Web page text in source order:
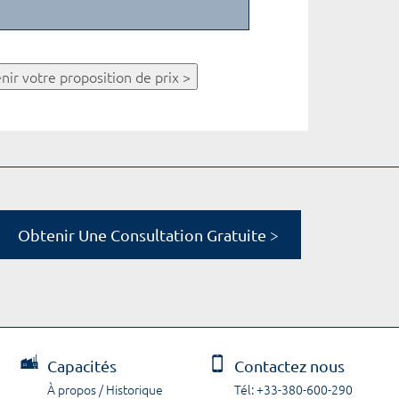
votre proposition de prix >
Obtenir Une Consultation Gratuite >
Capacités
À propos / Historique
Contactez nous
Tél: +33-380-600-290